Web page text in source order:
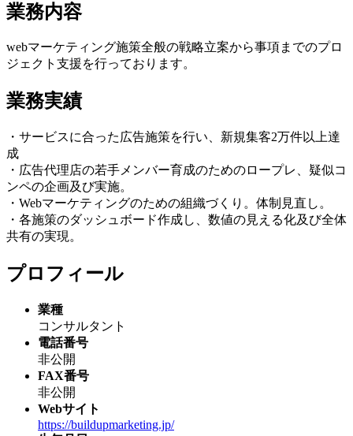
業務内容
webマーケティング施策全般の戦略立案から事項までのプロ
ジェクト支援を行っております。
業務実績
・サービスに合った広告施策を行い、新規集客2万件以上達
成
・広告代理店の若手メンバー育成のためのロープレ、疑似コ
ンペの企画及び実施。
・Webマーケティングのための組織づくり。体制見直し。
・各施策のダッシュボード作成し、数値の見える化及び全体
共有の実現。
プロフィール
業種
コンサルタント
電話番号
非公開
FAX番号
非公開
Webサイト
https://buildupmarketing.jp/